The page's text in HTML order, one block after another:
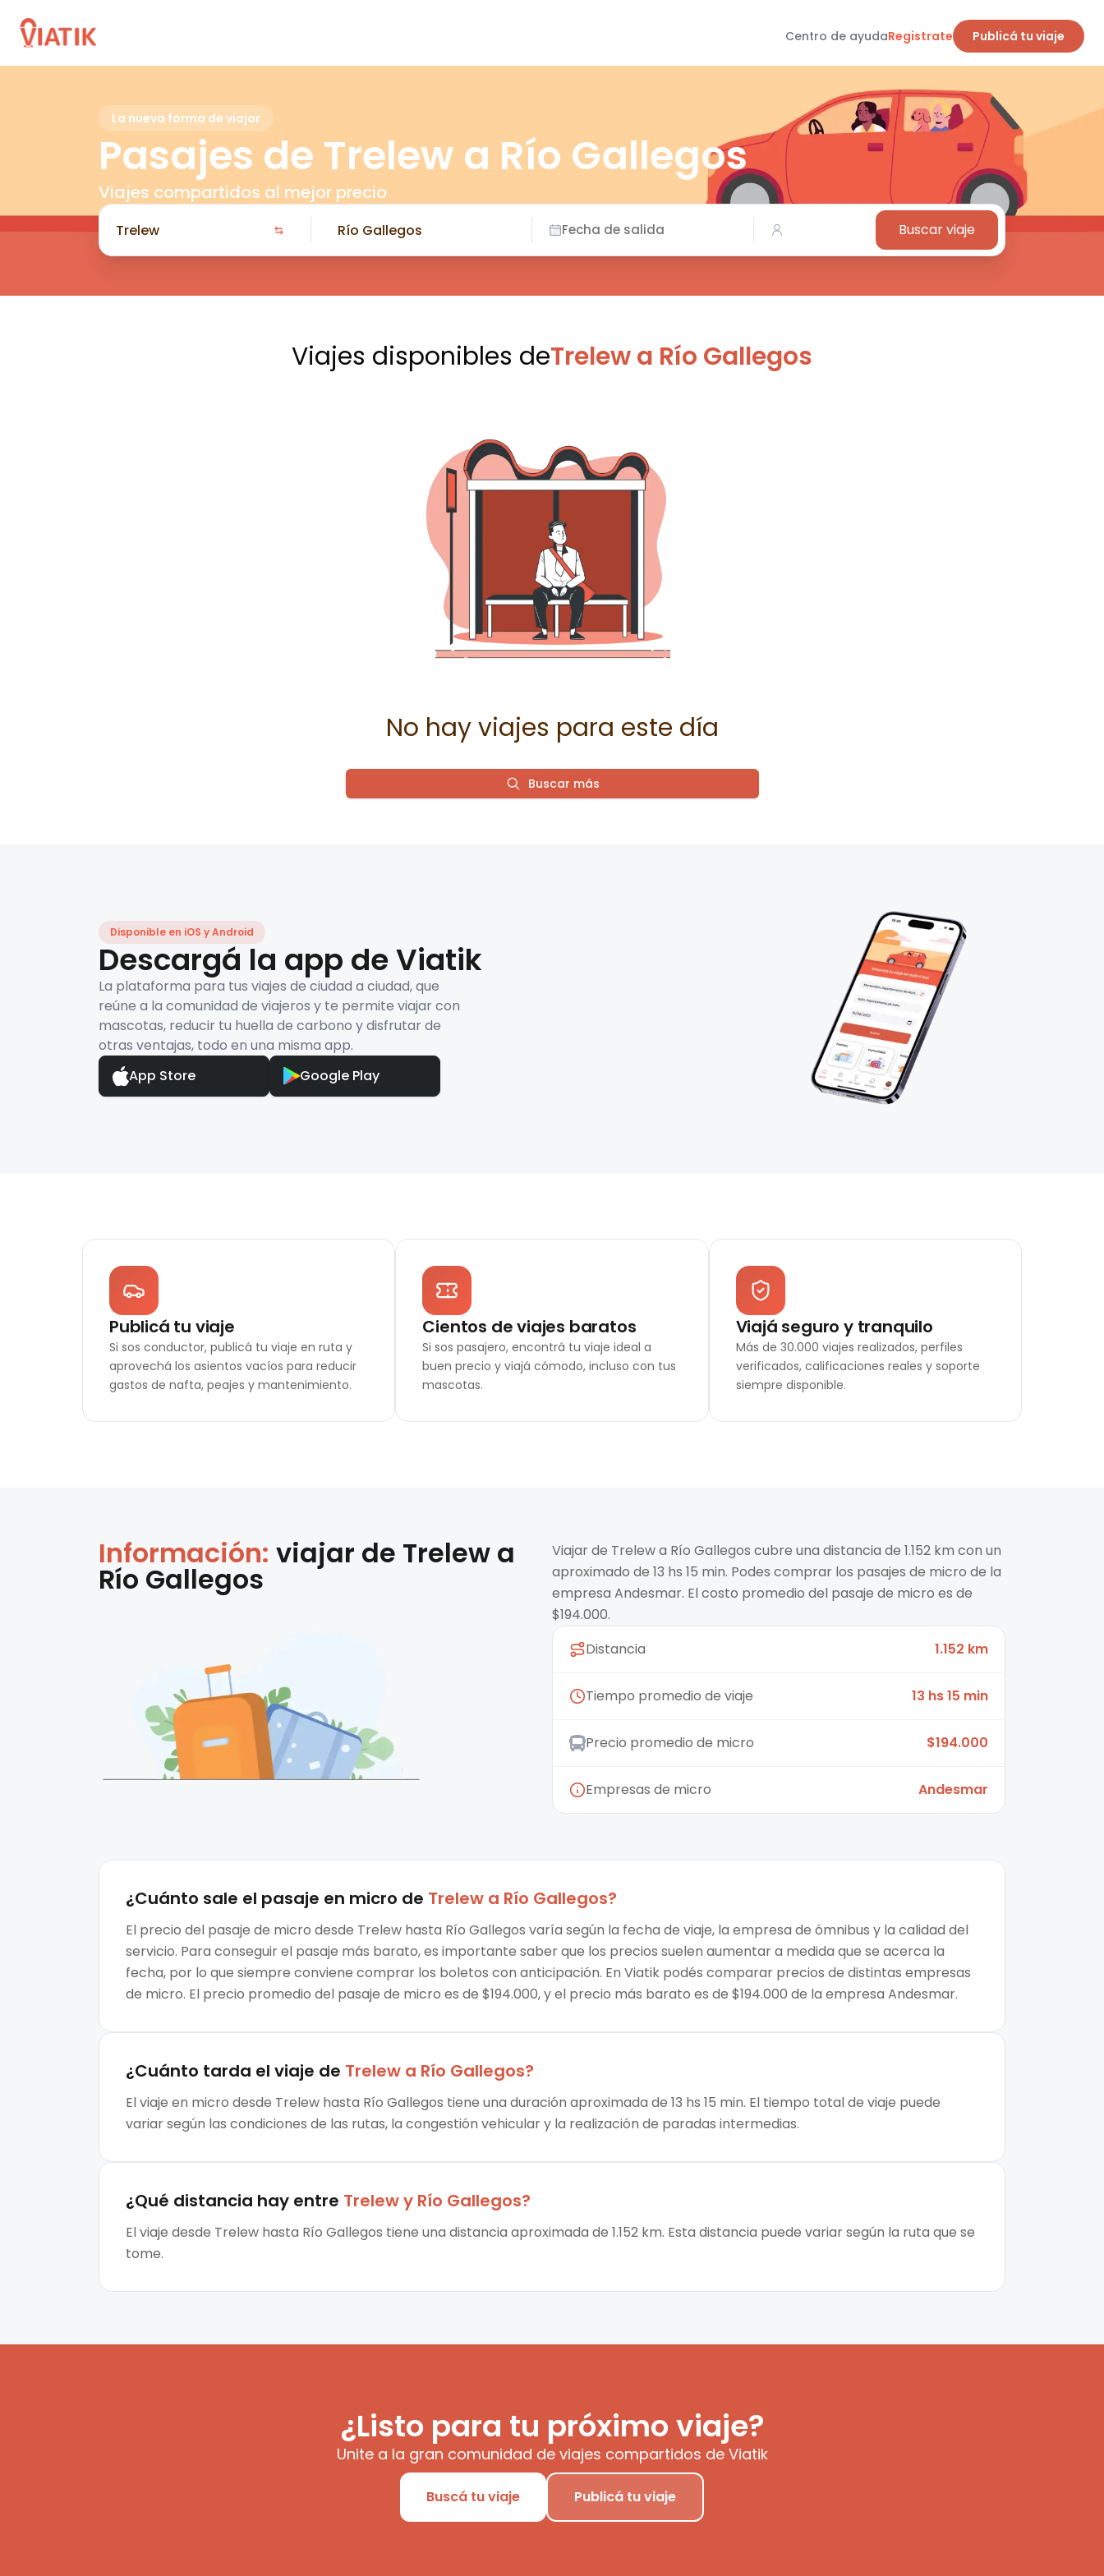
Centro de ayudaRegistrate Publicá tu viaje
La nueva forma de viajar
Pasajes de Trelew a Río Gallegos
Viajes compartidos al mejor precio
Fecha de salida Buscar viaje
Viajes disponibles deTrelew a Río Gallegos
No hay viajes para este día
Buscar más
Disponible en iOS y Android
Descargá la app de Viatik
La plataforma para tus viajes de ciudad a ciudad, que
reúne a la comunidad de viajeros y te permite viajar con
mascotas, reducir tu huella de carbono y disfrutar de
otras ventajas, todo en una misma app.
App Store
Google Play
Publicá tu viaje
Si sos conductor, publicá tu viaje en ruta y
aprovechá los asientos vacíos para reducir
gastos de nafta, peajes y mantenimiento.
Cientos de viajes baratos
Si sos pasajero, encontrá tu viaje ideal a
buen precio y viajá cómodo, incluso con tus
mascotas.
Viajá seguro y tranquilo
Más de 30.000 viajes realizados, perfiles
verificados, calificaciones reales y soporte
siempre disponible.
Información: viajar de Trelew a
Río Gallegos
Viajar de Trelew a Río Gallegos cubre una distancia de 1.152 km con un
aproximado de 13 hs 15 min. Podes comprar los pasajes de micro de la
empresa Andesmar. El costo promedio del pasaje de micro es de
$194.000.
Distancia
1.152 km
Tiempo promedio de viaje 13 hs 15 min
Precio promedio de micro $194.000
Empresas de micro Andesmar
¿Cuánto sale el pasaje en micro de Trelew a Río Gallegos?
El precio del pasaje de micro desde Trelew hasta Río Gallegos varía según la fecha de viaje, la empresa de ómnibus y la calidad del
servicio. Para conseguir el pasaje más barato, es importante saber que los precios suelen aumentar a medida que se acerca la
fecha, por lo que siempre conviene comprar los boletos con anticipación. En Viatik podés comparar precios de distintas empresas
de micro. El precio promedio del pasaje de micro es de $194.000, y el precio más barato es de $194.000 de la empresa Andesmar.
¿Cuánto tarda el viaje de Trelew a Río Gallegos?
El viaje en micro desde Trelew hasta Río Gallegos tiene una duración aproximada de 13 hs 15 min. El tiempo total de viaje puede
variar según las condiciones de las rutas, la congestión vehicular y la realización de paradas intermedias.
¿Qué distancia hay entre Trelewy Río Gallegos?
El viaje desde Trelew hasta Río Gallegos tiene una distancia aproximada de 1.152 km. Esta distancia puede variar según la ruta que se
tome.
¿Listo para tu próximo viaje?
Unite a la gran comunidad de viajes compartidos de Viatik
Buscá tu viaje Publicá tu viaje